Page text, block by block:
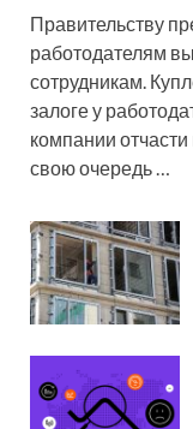
Правительству
работодателям
сотрудникам.
залоге у
компании отчасти
свою очередь …